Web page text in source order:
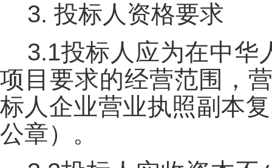
3. 投标人资格要求
3.1投标人应为在中华
项目要求的经营范围，
标人企业营业执照副本
公章）。